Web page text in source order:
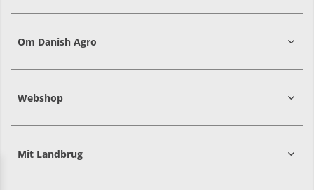
Om Danish Agro
Webshop
Mit Landbrug